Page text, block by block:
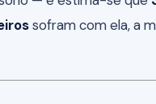
sofram com ela, a